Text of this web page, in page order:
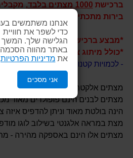
אנחנו משתמשים
כדי לשפר את חוויית
הגלישה שלך. המשך
באתר מהווה
את מדיניות הפרטיות
אני מסכים
ברכישת 1000 מצתים בלבד
בירות מתכתיים עם חריטת לייזר
*מבצע ברכישת מצת לבן בלבד
*כולל מיתוג צד אחד
- לכמויות קטנות/גדולות - אנא צרו קשר 03-
מצתים אלקטרונים בצבע לבן - ניתנים
מצתים לבנים הינם פופולרים מאוד
הינה בולטת מאוד וניתן להדפיס איזה
מצת במראה אלגנטי בשילוב לוגו
מצתים אלו הינם באספקה מהירה -